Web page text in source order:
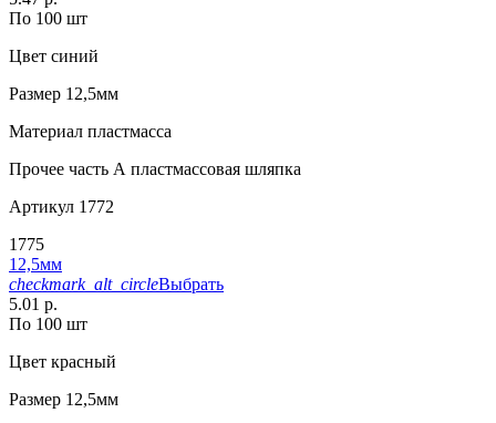
По 100 шт
Цвет синий
Размер 12,5мм
Материал пластмасса
Прочее часть А пластмассовая шляпка
Артикул 1772
1775
12,5мм
checkmark_alt_circleВыбрать
5.01 р.
По 100 шт
Цвет красный
Размер 12,5мм